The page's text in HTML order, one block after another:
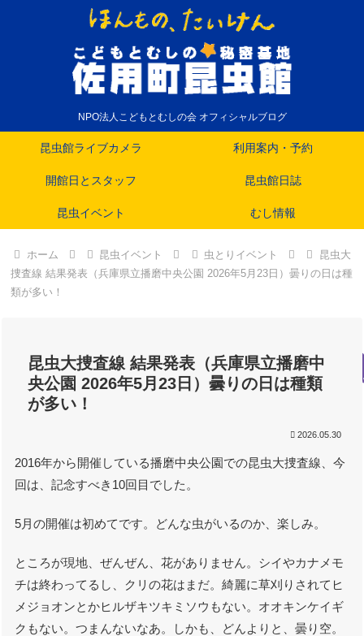
NPO法人こどもとむしの会 オフィシャルブログ
昆虫館ライブカメラ 利用案内・予約
開館日とスタッフ 昆虫館日誌
昆虫イベント むし情報
ホーム 昆虫イベント 虫とりイベント
昆虫大
捜査線 結果発表（兵庫県立播磨中央公園 2026年5月23日）曇りの日は種
類が多い！
昆虫大捜査線 結果発表（兵庫県立播磨中
央公園 2026年5月23日）曇りの日は種類
が多い！
2026.05.30
2016年から開催している播磨中央公園での昆虫大捜査線、今
回は、記念すべき10回目でした。
5月の開催は初めてです。どんな虫がいるのか、楽しみ。
ところが現地、ぜんぜん、花がありません。シイやカナメモ
チは終わってるし、クリの花はまだ。綺麗に草刈りされてヒ
メジョオンとかヒルザキツキミソウもない。オオキンケイギ
クもない。つまんないなあ。しかも、どんよりと、曇り空。